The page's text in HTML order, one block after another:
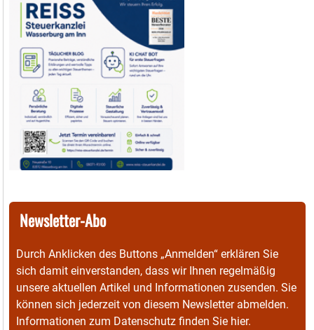
Newsletter-Abo
Durch Anklicken des Buttons „Anmelden“ erklären Sie
sich damit einverstanden, dass wir Ihnen regelmäßig
unsere aktuellen Artikel und Informationen zusenden. Sie
können sich jederzeit von diesem Newsletter abmelden.
Informationen zum Datenschutz finden Sie hier.